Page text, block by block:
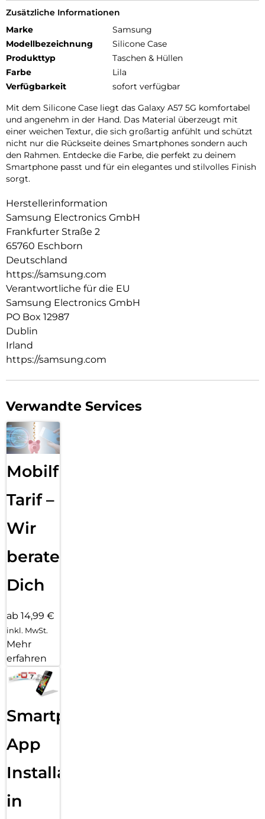
Zusätzliche Informationen
Marke
Samsung
Modellbezeichnung
Silicone Case
Produkttyp
Taschen & Hüllen
Farbe
Lila
Verfügbarkeit
sofort verfügbar
Mit dem Silicone Case liegt das Galaxy A57 5G komfortabel
und angenehm in der Hand. Das Material überzeugt mit
einer weichen Textur, die sich großartig anfühlt und schützt
nicht nur die Rückseite deines Smartphones sondern auch
den Rahmen. Entdecke die Farbe, die perfekt zu deinem
Smartphone passt und für ein elegantes und stilvolles Finish
sorgt.
Herstellerinformation
Samsung Electronics GmbH
Frankfurter Straße 2
65760 Eschborn
Deutschland
https://samsung.com
Verantwortliche für die EU
Samsung Electronics GmbH
PO Box 12987
Dublin
Irland
https://samsung.com
Verwandte Services
Mobilfunk
Tarif –
Wir
beraten
Dich
ab 14,99 €
inkl. MwSt.
Mehr
erfahren
Smartphone
App
Installation
in